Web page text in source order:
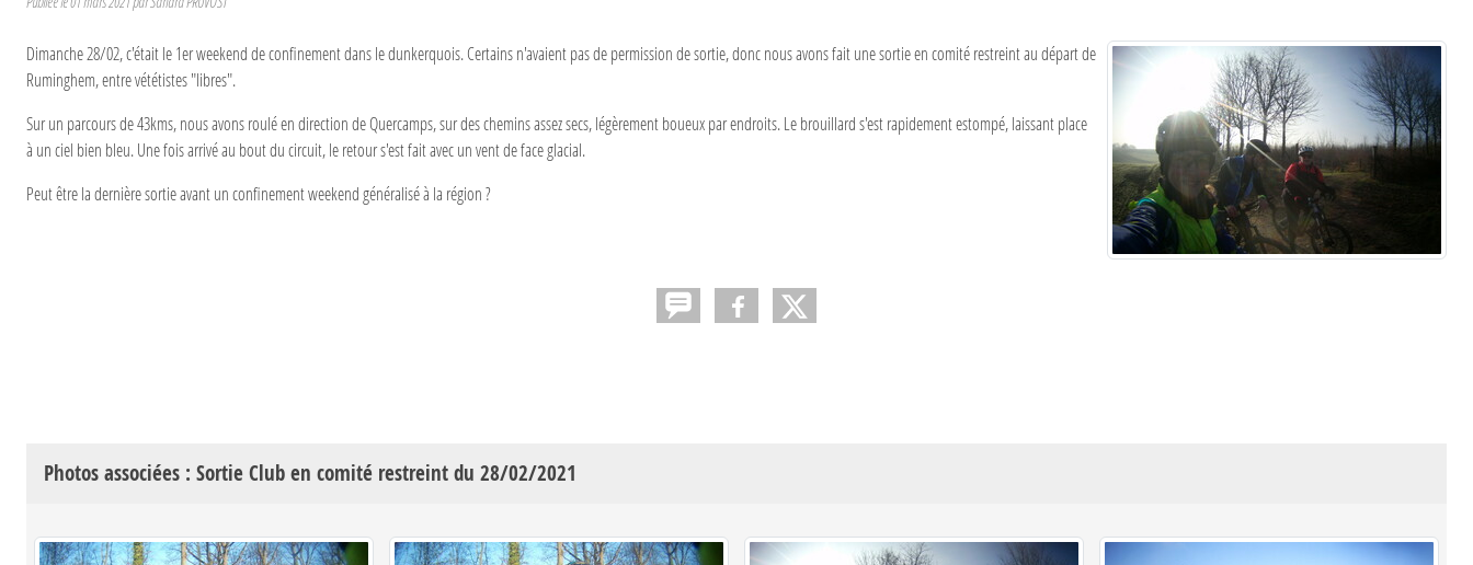
Dimanche 28/02, c'était le 1er weekend de confinement dans le dunkerquois. Certains n'avaient pas de permission de sortie, donc nous avons fait une sortie en comité restreint au départ de
Ruminghem, entre vététistes "libres".
Sur un parcours de 43kms, nous avons roulé en direction de Quercamps, sur des chemins assez secs, légèrement boueux par endroits. Le brouillard s'est rapidement estompé, laissant place
à un ciel bien bleu. Une fois arrivé au bout du circuit, le retour s'est fait avec un vent de face glacial.
Peut être la dernière sortie avant un confinement weekend généralisé à la région ?
Photos associées : Sortie Club en comité restreint du 28/02/2021